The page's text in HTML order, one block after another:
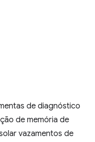
de diagnóstico
de memória de
vazamentos de